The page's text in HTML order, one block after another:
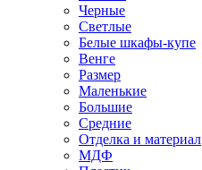
Черные
Светлые
Белые шкафы-купе
Венге
Размер
Маленькие
Большие
Средние
Отделка и материал
МДФ